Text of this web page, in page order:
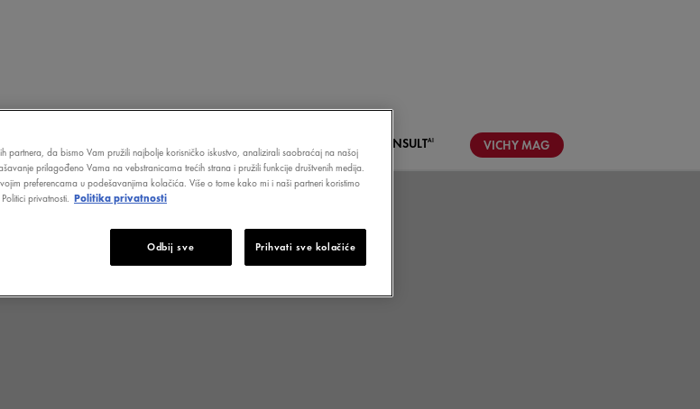
CONSULTAI VICHYMAG
partnera, da bismo Vam pružili najbolje korisničko iskustvo, analizirali saobraćaj na našoj
prilagođeno Vama na vebstranicama trećih strana i pružili funkcije društvenih medija.
preferencama u podešavanjima kolačića. Više o tome kako mi i naši partneri koristimo
privatnosti. Politika privatnosti
Odbij sve Prihvati sve kolačiće